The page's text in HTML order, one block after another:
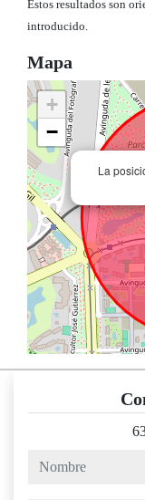
Estos resultados son
introducido.
Mapa
La
+
−
nombre